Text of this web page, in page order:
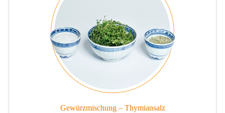
Gewürzmischung – Thymiansalz